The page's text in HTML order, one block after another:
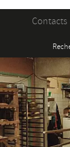
Contacts